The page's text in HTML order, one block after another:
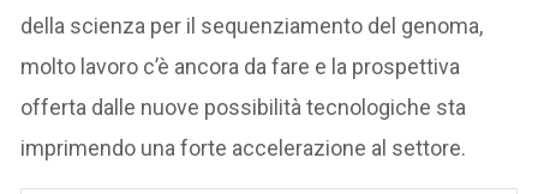
della scienza per il sequenziamento del genoma,
molto lavoro c’è ancora da fare e la prospettiva
offerta dalle nuove possibilità tecnologiche sta
imprimendo una forte accelerazione al settore.